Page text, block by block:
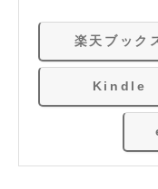
楽天ブック
Kindle